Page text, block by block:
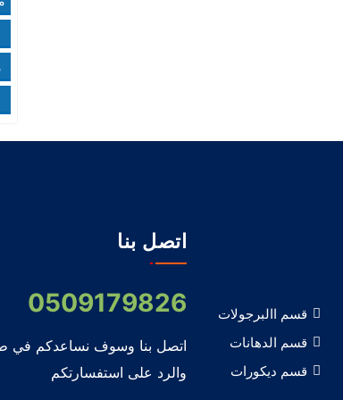
قسم االبرجولات
قسم الدهانات
قسم ديكورات
اتصل بنا
0509179826
اتصل بنا وسوف نساعدكم في
والرد على استفسارتكم